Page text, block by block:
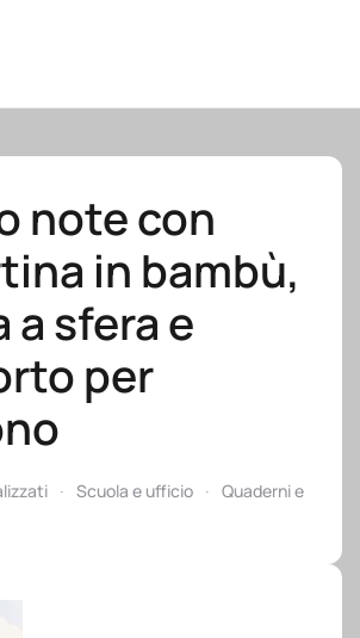
note con
in bambù,
a sfera e
per
Scuola e ufficio
Quaderni e